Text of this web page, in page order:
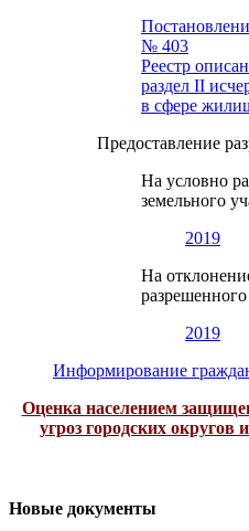
№ 403
Реестр
раздел II
в сфере
Предоставление
На условно
земельного
2019
На
разрешенного
2019
Информирование
Оценка населением
угроз городских
Новые документы